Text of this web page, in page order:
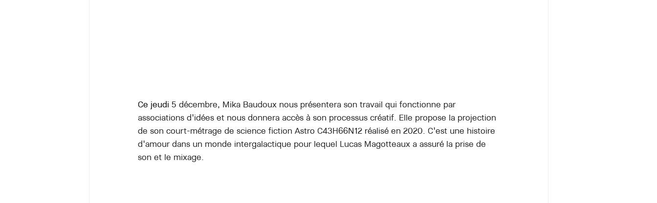
Ce jeudi 5 décembre, Mika Baudoux nous présentera son travail qui fonctionne par
associations d'idées et nous donnera accès à son processus créatif. Elle propose la projection
de son court-métrage de science fiction Astro C43H66N12 réalisé en 2020. C'est une histoire
d'amour dans un monde intergalactique pour lequel Lucas Magotteaux a assuré la prise de
son et le mixage.